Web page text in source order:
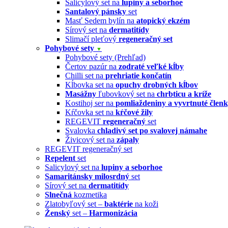
Salicylový set na lupiny a seborhoe
Santalový pánsky set
Masť Sedem bylín na atopický ekzém
Sírový set na dermatitídy
Slimačí pleťový regeneračný set
Pohybové sety ▼
Pohybové sety (Prehľad)
Čertov pazúr na zodraté veľké kĺby
Chilli set na prehriatie končatín
Kĺbovka set na opuchy drobných kĺbov
Masážny ľubovkový set na chrbticu a kríže
Kostihoj ser na pomliaždeniny a vyvrtnuté
Kŕčovka set na kŕčové žily
REGEVIT regeneračný set
Svalovka chladivý set po svalovej námahe
Živicový set na zápaly
REGEVIT regeneračný set
Repelent set
Salicylový set na lupiny a seborhoe
Samaritánsky milosrdný set
Sírový set na dermatitídy
Slnečná kozmetika
Zlatobyľový set – baktérie na koži
Ženský set – Harmonizácia